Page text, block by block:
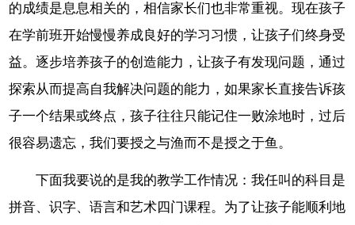
的成绩是息息相关的，相信家长们也非常重视。现在孩子
在学前班开始慢慢养成良好的学习习惯，让孩子们终身受
益。逐步培养孩子的创造能力，让孩子有发现问题，通过
探索从而提高自我解决问题的能力，如果家长直接告诉孩
子一个结果或终点，孩子往往只能记住一败涂地时，过后
很容易遗忘，我们要授之与渔而不是授之于鱼。
下面我要说的是我的教学工作情况：我任叫的科目是
拼音、识字、语言和艺术四门课程。为了让孩子能顺利地